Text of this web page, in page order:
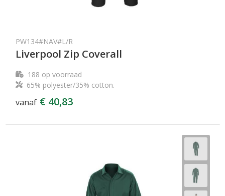
PW134#NAV#L/R
Liverpool Zip Coverall
188 op voorraad
65% polyester/35% cotton.
vanaf € 40,83